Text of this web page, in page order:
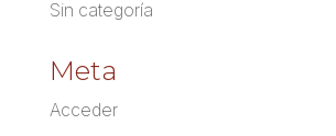
Sin categoría
Meta
Acceder